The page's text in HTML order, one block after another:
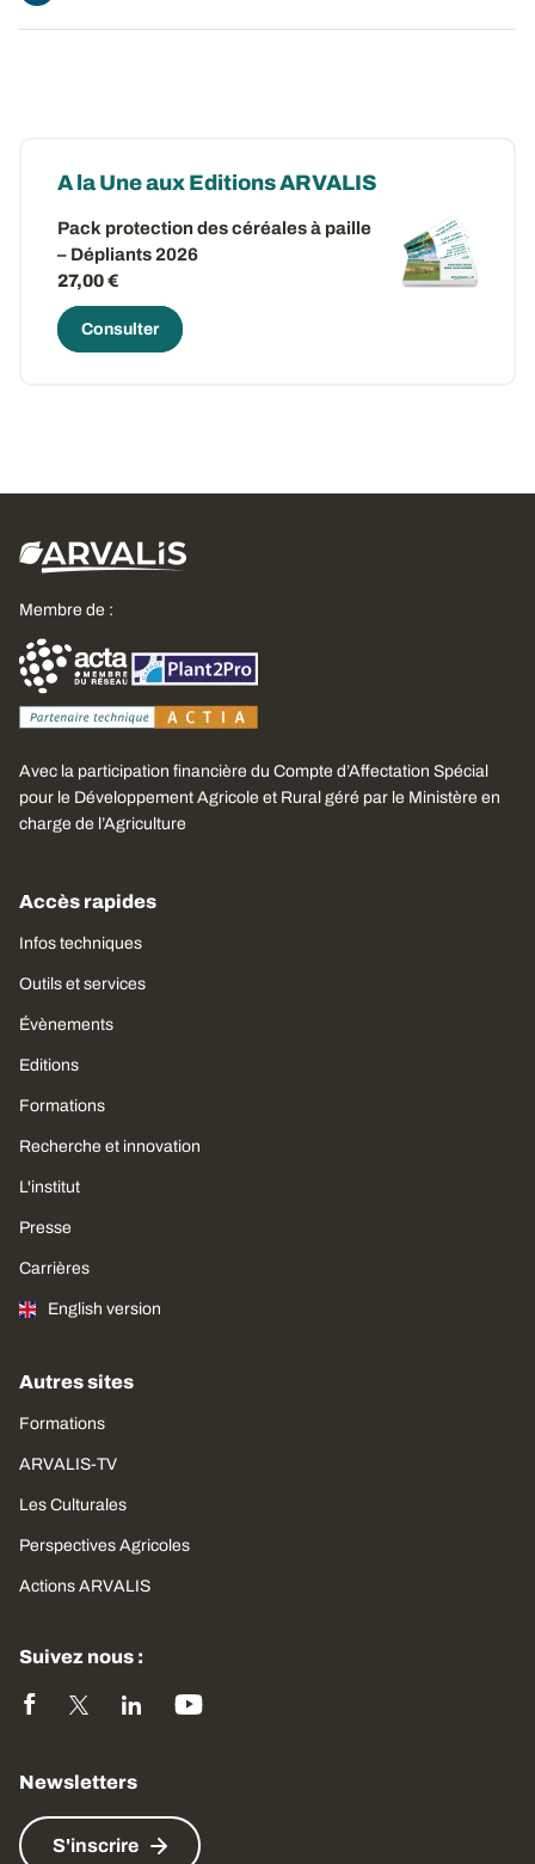
A la Une aux Editions ARVALIS
Pack protection des céréales à paille
– Dépliants 2026
27,00 €
Consulter
Membre de :
Avec la participation financière du Compte d’Affectation Spécial
pour le Développement Agricole et Rural géré par le Ministère en
charge de l’Agriculture
Accès rapides
Infos techniques
Outils et services
Évènements
Editions
Formations
Recherche et innovation
L'institut
Presse
Carrières
English version
Autres sites
Formations
ARVALIS-TV
Les Culturales
Perspectives Agricoles
Actions ARVALIS
Suivez nous :
Newsletters
S'inscrire